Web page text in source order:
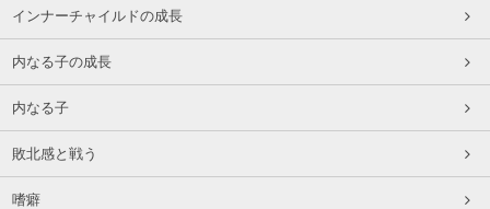
インナーチャイルドの成長
内なる子の成長
内なる子
敗北感と戦う
嗜癖